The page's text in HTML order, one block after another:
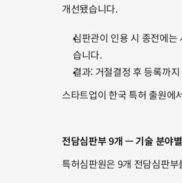
개선됐습니다.
심판관이 인용 시 종전에
습니다.
결과: 거절결정 후 등록까
스타트업이 한국 특허 출원에
전담심판부 9개 — 기술 분야
특허심판원은 9개 전담심판부